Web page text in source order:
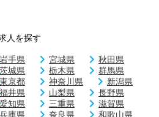
人を探す
岩手県 宮城県
秋田県
茨城県 栃木県
群馬県
東京都 神奈川県
新潟県
福井県 山梨県
長野県
愛知県 三重県
滋賀県
兵庫県 奈良県
和歌山県